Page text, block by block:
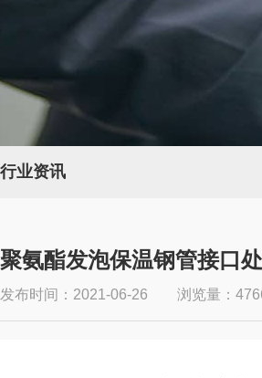
行业资讯
聚氨酯发泡保温钢管接口
发布时间：2021-06-26 浏览量：